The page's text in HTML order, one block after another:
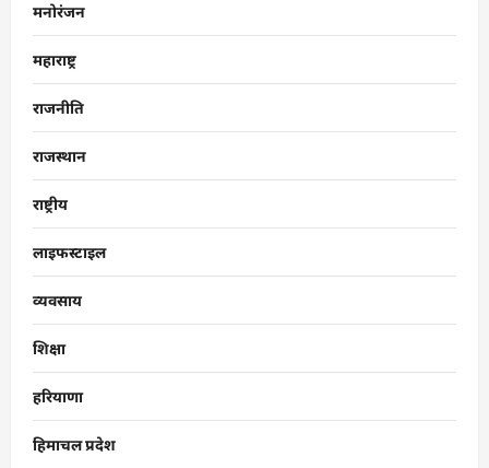
मनोरंजन
महाराष्ट्र
राजनीति
राजस्थान
राष्ट्रीय
लाइफस्टाइल
व्यवसाय
शिक्षा
हरियाणा
हिमाचल प्रदेश